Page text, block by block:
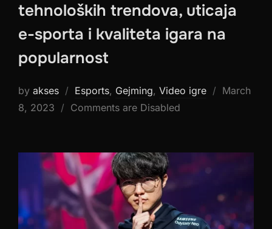
tehnoloških trendova, uticaja
e-sporta i kvaliteta igara na
popularnost
by akses Esports, Gejming, Video igre
Posted
March
8, 2023
Comments are Disabled